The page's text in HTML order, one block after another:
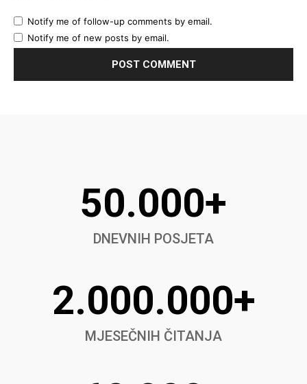
Notify me of follow-up comments by email.
Notify me of new posts by email.
50.000+
DNEVNIH POSJETA
2.000.000+
MJESEČNIH ČITANJA